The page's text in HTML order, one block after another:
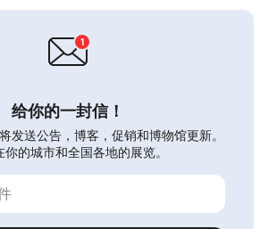
给你的一封信！
发送公告，博客，促销和博物馆更新。
你的城市和全国各地的展览。